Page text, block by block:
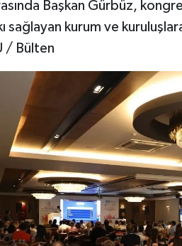
Başkan Gürbüz,
sağlayan kurum ve
/ Bülten